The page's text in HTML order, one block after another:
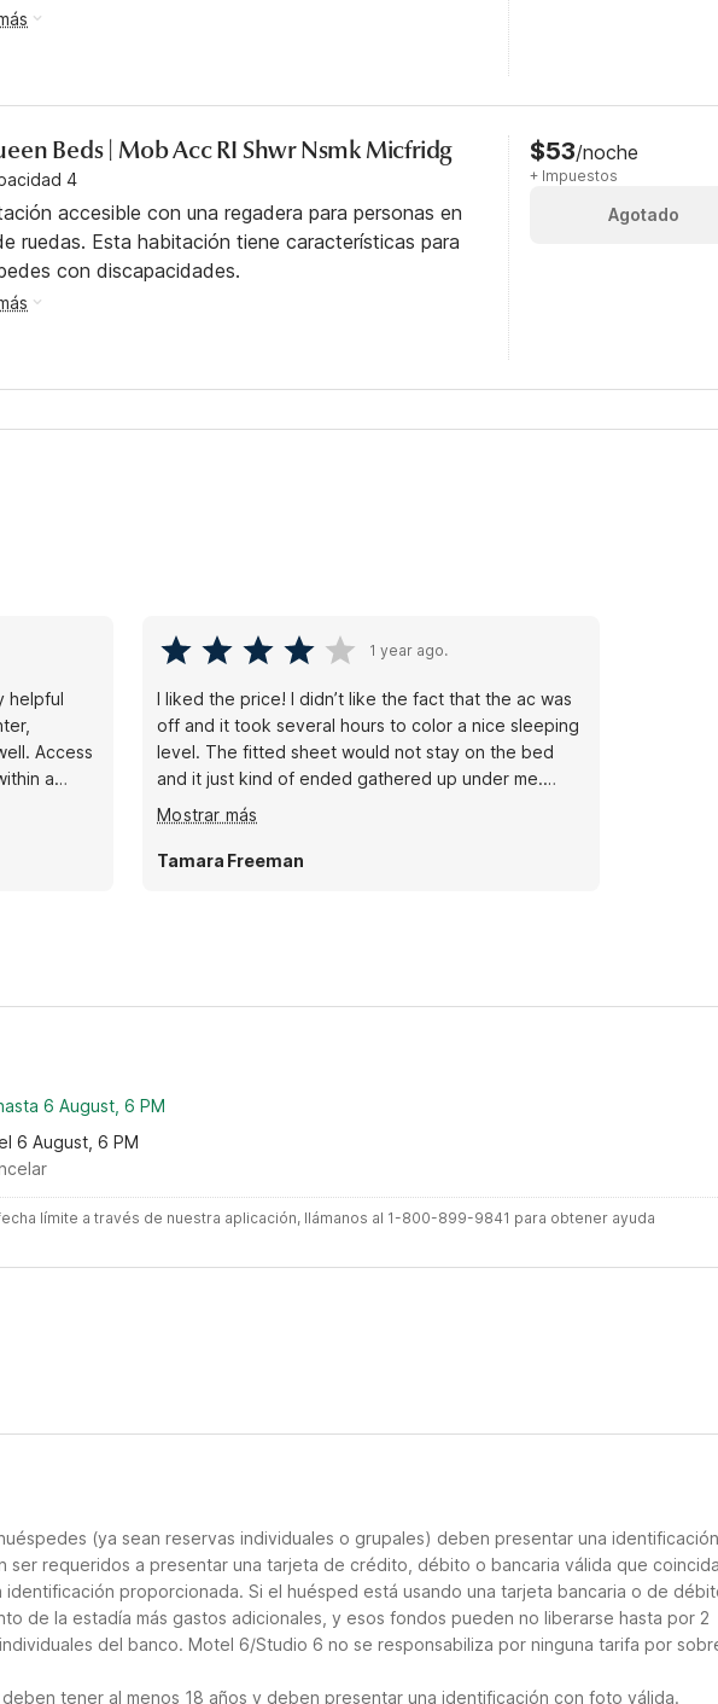
Beds | Mob Acc RI Shwr Nsmk Micfridg
4
accesible con una regadera para personas en
ruedas. Esta habitación tiene características para
con discapacidades.
$53/noche
+ Impuestos
Agotado
helpful
Access
a
1 year ago.
I liked the price! I didn’t like the fact that the ac was
off and it took several hours to color a nice sleeping
level. The fitted sheet would not stay on the bed
and it just kind of ended gathered up under me.
Also, I’d appreciate some decor throughout the
facility. I felt like I was in an institution. This hotel
used to be so cutely decorated! That’s why I chose
Mostrar más
Tamara Freeman
6 August, 6 PM
6 August, 6 PM
límite a través de nuestra aplicación, llámanos al 1-800-899-9841 para obtener ayuda
(ya sean reservas individuales o grupales) deben presentar una identificación
ser requeridos a presentar una tarjeta de crédito, débito o bancaria válida que
identificación proporcionada. Si el huésped está usando una tarjeta bancaria o de
de la estadía más gastos adicionales, y esos fondos pueden no liberarse hasta por 2
del banco. Motel 6/Studio 6 no se responsabiliza por ninguna tarifa por
tener al menos 18 años y deben presentar una identificación con foto válida.